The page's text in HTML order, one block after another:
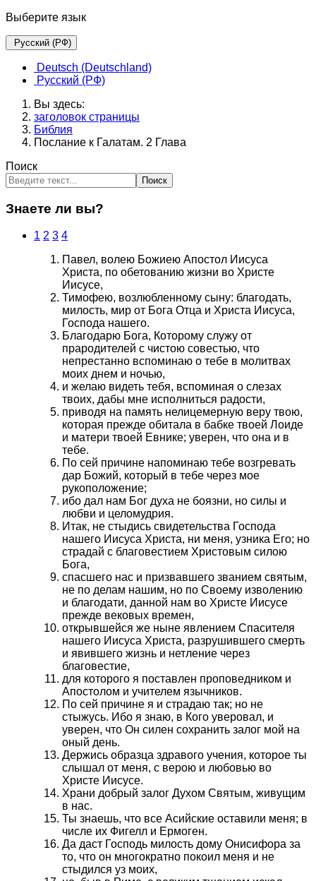
Выберите язык
Русский (РФ)
Deutsch (Deutschland)
Русский (РФ)
Вы здесь:
заголовок страницы
Библия
Послание к Галатам. 2 Глава
Поиск
Поиск
Знаете ли вы?
1 2 3 4
Павел, волею Божиею Апостол Иисуса
Христа, по обетованию жизни во Христе
Иисусе,
Тимофею, возлюбленному сыну: благодать,
милость, мир от Бога Отца и Христа Иисуса,
Господа нашего.
Благодарю Бога, Которому служу от
прародителей с чистою совестью, что
непрестанно вспоминаю о тебе в молитвах
моих днем и ночью,
и желаю видеть тебя, вспоминая о слезах
твоих, дабы мне исполниться радости,
приводя на память нелицемерную веру твою,
которая прежде обитала в бабке твоей Лоиде
и матери твоей Евнике; уверен, что она и в
тебе.
По сей причине напоминаю тебе возгревать
дар Божий, который в тебе через мое
рукоположение;
ибо дал нам Бог духа не боязни, но силы и
любви и целомудрия.
Итак, не стыдись свидетельства Господа
нашего Иисуса Христа, ни меня, узника Его; но
страдай с благовестием Христовым силою
Бога,
спасшего нас и призвавшего званием святым,
не по делам нашим, но по Своему изволению
и благодати, данной нам во Христе Иисусе
прежде вековых времен,
открывшейся же ныне явлением Спасителя
нашего Иисуса Христа, разрушившего смерть
и явившего жизнь и нетление через
благовестие,
для которого я поставлен проповедником и
Апостолом и учителем язычников.
По сей причине я и страдаю так; но не
стыжусь. Ибо я знаю, в Кого уверовал, и
уверен, что Он силен сохранить залог мой на
оный день.
Держись образца здравого учения, которое ты
слышал от меня, с верою и любовью во
Христе Иисусе.
Храни добрый залог Духом Святым, живущим
в нас.
Ты знаешь, что все Асийские оставили меня; в
числе их Фигелл и Ермоген.
Да даст Господь милость дому Онисифора за
то, что он многократно покоил меня и не
стыдился уз моих,